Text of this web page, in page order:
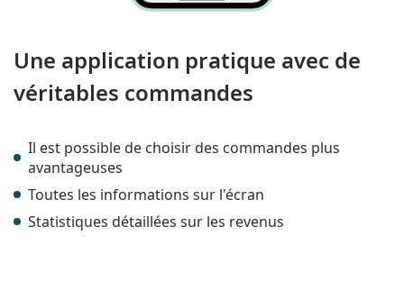
Une application pratique avec de
véritables commandes
Il est possible de choisir des commandes plus
avantageuses
Toutes les informations sur l'écran
Statistiques détaillées sur les revenus